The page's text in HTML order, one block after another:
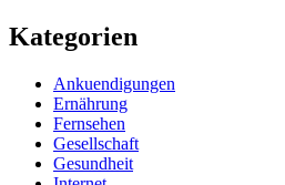
Kategorien
Ankuendigungen
Ernährung
Fernsehen
Gesellschaft
Gesundheit